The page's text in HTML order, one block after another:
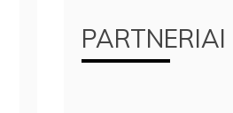
PARTNERIAI